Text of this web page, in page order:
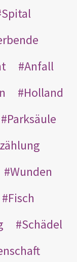
Spital
Anfall
Holland
Parksäule
Wunden
Fisch
Schädel